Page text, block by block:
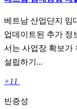
베트남 산업단지 임
업데이트된 추가 정
서는 사업장 확보가
설립하기...
+11
빈증성